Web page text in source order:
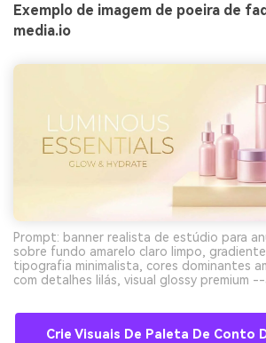
Exemplo de imagem de poeira de
media.io
Prompt: banner realista de estúdio para
sobre fundo amarelo claro limpo, gradiente
tipografia minimalista, cores dominantes
com detalhes lilás, visual glossy premium
Crie Visuais De Paleta De Conto